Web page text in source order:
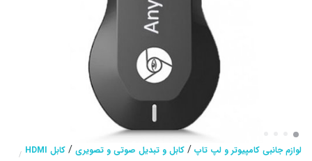
لوازم جانبی کامپیوتر و لپ تاپ / کابل و تبدیل صوتی و تصویری / کابل HDMI /